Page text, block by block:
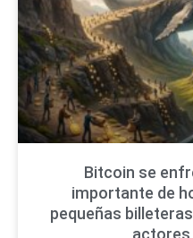
Bitcoin se
importante de
pequeñas
actores